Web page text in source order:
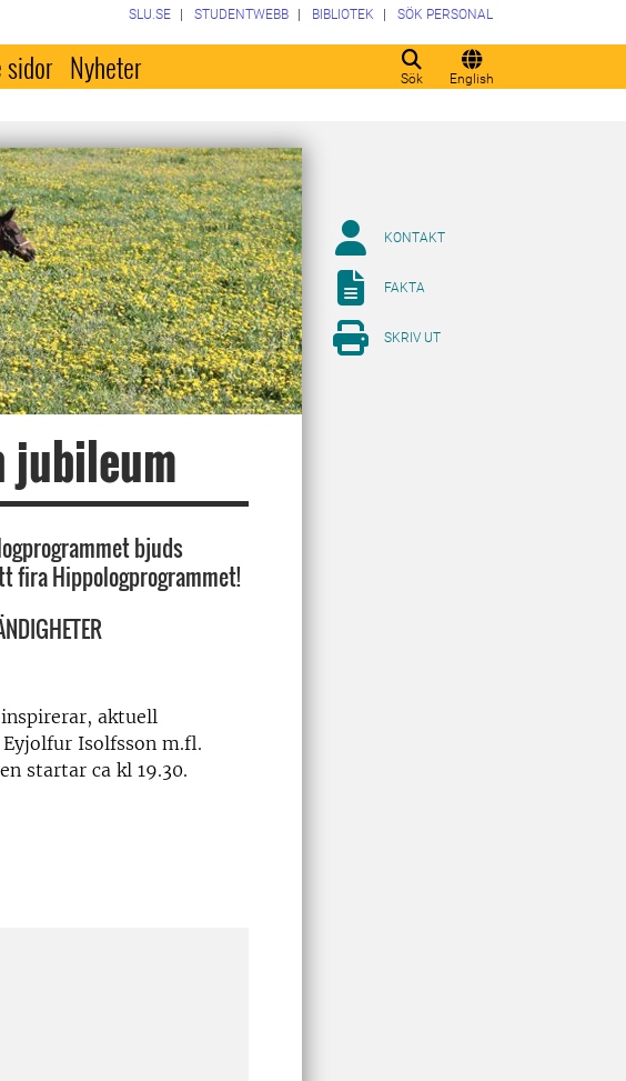
Sök English
SLU.SE STUDENTWEBB BIBLIOTEK SÖK PERSONAL
sidor Nyheter
jubileum
bjuds
fira Hippologprogrammet!
aktuell
Eyjolfur Isolfsson m.fl.
startar ca kl 19.30.
KONTAKT
FAKTA
SKRIV UT